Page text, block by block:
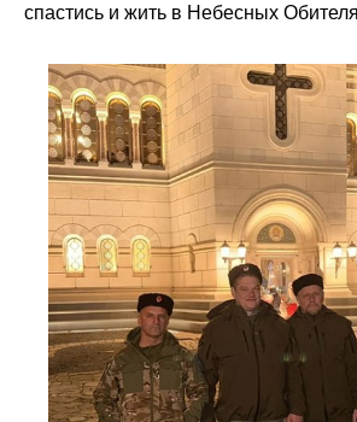
спастись и жить в Небесных